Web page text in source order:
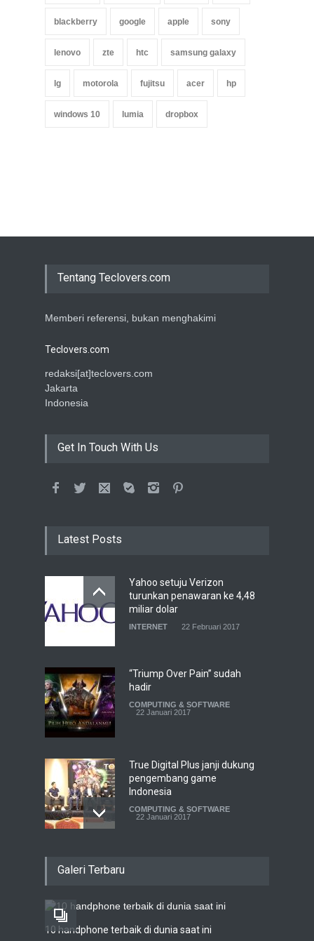
blackberry google apple sony
lenovo zte htc samsung galaxy
lg motorola fujitsu acer hp
windows 10 lumia dropbox
Tentang Teclovers.com
Memberi referensi, bukan menghakimi
Teclovers.com
redaksi[at]teclovers.com
Jakarta
Indonesia
Get In Touch With Us
Latest Posts
Yahoo setuju Verizon
turunkan penawaran ke 4,48
miliar dolar
INTERNET 22 Februari 2017
“Triump Over Pain” sudah
hadir
COMPUTING & SOFTWARE
22 Januari 2017
True Digital Plus janji dukung
pengembang game
Indonesia
COMPUTING & SOFTWARE
22 Januari 2017
COMPUTING & SOFTWARE
22 Januari 2017
Galeri Terbaru
10 handphone terbaik di dunia saat ini